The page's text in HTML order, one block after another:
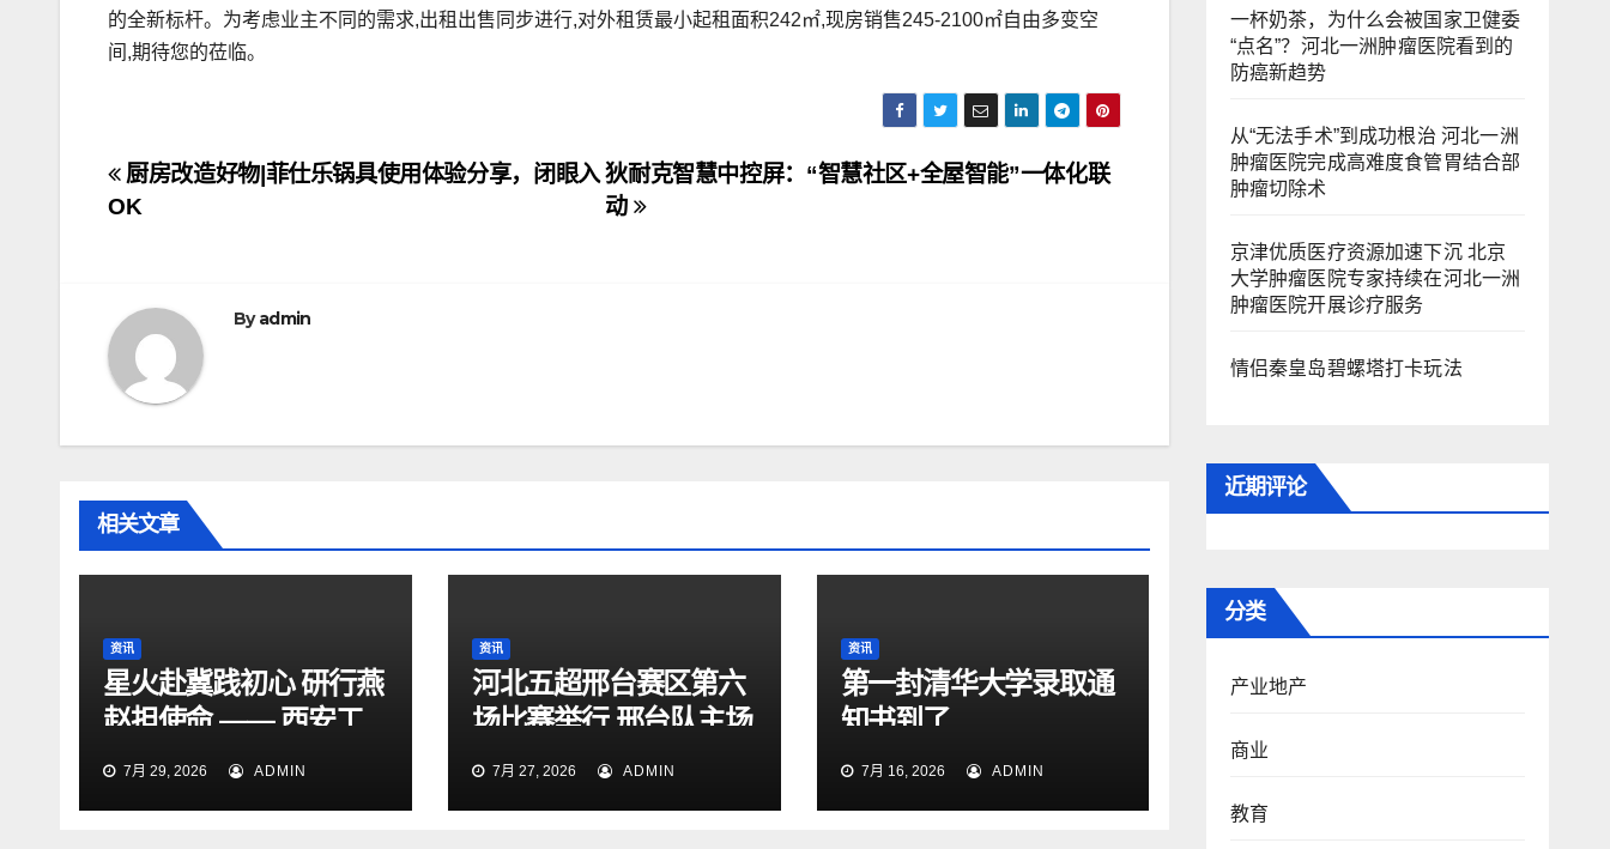
的全新标杆。为考虑业主不同的需求,出租出售同步进行,对外租赁最小起租面积242㎡,现房销售245-2100㎡自由多变空
间,期待您的莅临。
文
航
狄耐克智慧中控屏：“智慧社区+全屋智能”一体化联
动
厨房改造好物|菲仕乐锅具使用体验分享，闭眼入
OK
Byadmin
相关文章
资讯
星火赴冀践初心 研行燕
赵担使命 —— 西安工
程大学“星火研途”研究
7月 29, 2026 ADMIN
资讯
河北五超邢台赛区第六
场比赛举行 邢台队主场
15:1大胜雄安新区队
7月 27, 2026 ADMIN
资讯
第一封清华大学录取通
知书到了
7月 16, 2026 ADMIN
一杯奶茶，为什么会被国家卫健委
“点名”？河北一洲肿瘤医院看到的
防癌新趋势
从“无法手术”到成功根治 河北一洲
肿瘤医院完成高难度食管胃结合部
肿瘤切除术
京津优质医疗资源加速下沉 北京
大学肿瘤医院专家持续在河北一洲
肿瘤医院开展诊疗服务
情侣秦皇岛碧螺塔打卡玩法
近期评论
分类
产业地产
商业
教育